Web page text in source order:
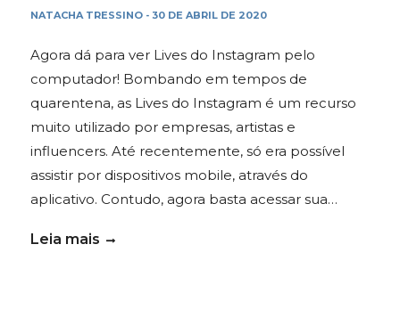
NATACHA TRESSINO - 30 DE ABRIL DE 2020
Agora dá para ver Lives do Instagram pelo
computador! Bombando em tempos de
quarentena, as Lives do Instagram é um recurso
muito utilizado por empresas, artistas e
influencers. Até recentemente, só era possível
assistir por dispositivos mobile, através do
aplicativo. Contudo, agora basta acessar sua…
Leia mais